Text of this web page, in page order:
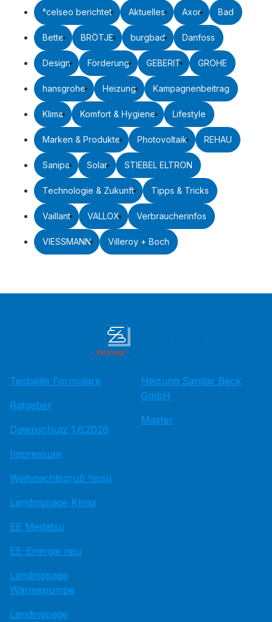
°celseo berichtet Aktuelles Axor Bad
Bette BRÖTJE burgbad Danfoss
Design Förderung GEBERIT GROHE
hansgrohe Heizung Kampagnenbeitrag
Klima Komfort & Hygiene Lifestyle
Marken & Produkte Photovoltaik REHAU
Sanipa Solar STIEBEL ELTRON
Technologie & Zukunft Tipps & Tricks
Vaillant VALLOX Verbraucherinfos
VIESSMANN Villeroy + Boch
Testseite Formulare
Ratgeber
Datenschutz 1.6.2026
Impressum
Weihnachtsgruß hissu
Landingpage Klima
EE Medatsu
EE-Energie neu
Landingpage
Wärmepumpe
Landingpage
Heizung Sanitär Beck
GmbH
Master